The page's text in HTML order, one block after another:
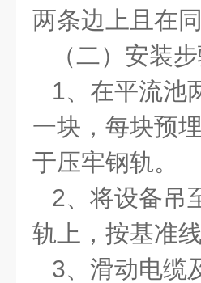
两条边上且在
（二）安装
1、在平流池
一块，每块预
于压牢钢轨。
2、将设备吊
轨上，按基准
3、滑动电缆